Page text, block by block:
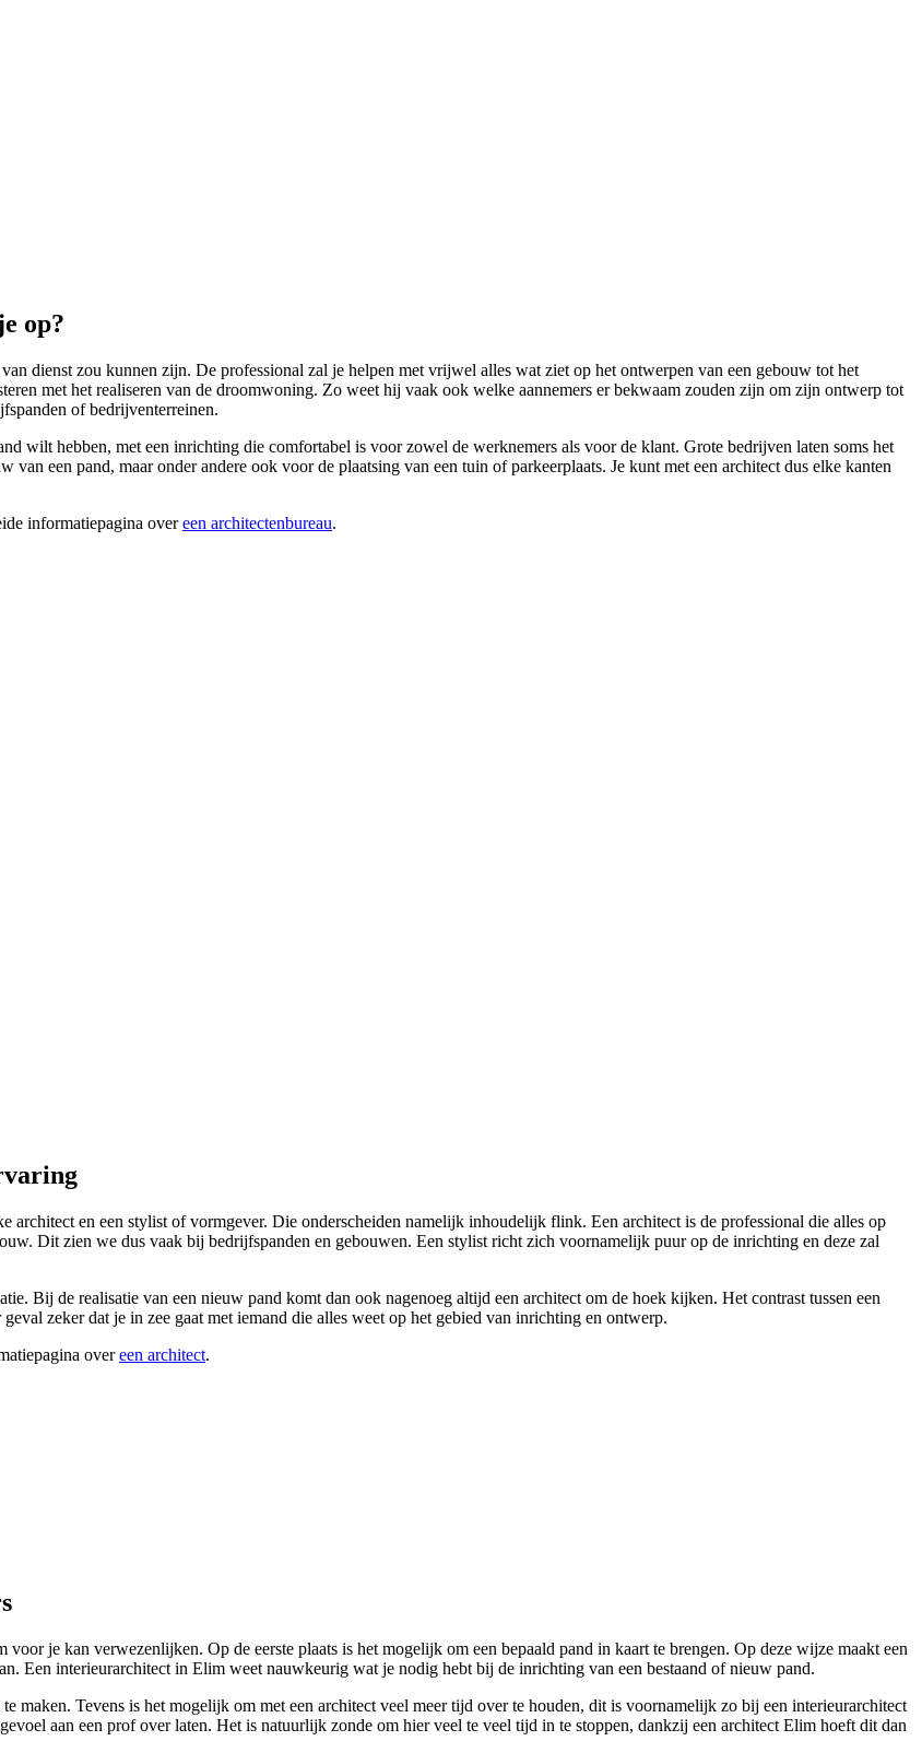
op?
dienst zou kunnen zijn. De professional zal je helpen met vrijwel alles wat ziet op het ontwerpen van een gebouw tot het
met het realiseren van de droomwoning. Zo weet hij vaak ook welke aannemers er bekwaam zouden zijn om zijn ontwerp tot
of bedrijventerreinen.
wilt hebben, met een inrichting die comfortabel is voor zowel de werknemers als voor de klant. Grote bedrijven laten soms het
een pand, maar onder andere ook voor de plaatsing van een tuin of parkeerplaats. Je kunt met een architect dus elke kanten
informatiepagina overeen architectenbureau.
architect en een stylist of vormgever. Die onderscheiden namelijk inhoudelijk flink. Een architect is de professional die alles op
Dit zien we dus vaak bij bedrijfspanden en gebouwen. Een stylist richt zich voornamelijk puur op de inrichting en deze zal
Bij de realisatie van een nieuw pand komt dan ook nagenoeg altijd een architect om de hoek kijken. Het contrast tussen een
zeker dat je in zee gaat met iemand die alles weet op het gebied van inrichting en ontwerp.
overeen architect.
je kan verwezenlijken. Op de eerste plaats is het mogelijk om een bepaald pand in kaart te brengen. Op deze wijze maakt een
Een interieurarchitect in Elim weet nauwkeurig wat je nodig hebt bij de inrichting van een bestaand of nieuw pand.
maken. Tevens is het mogelijk om met een architect veel meer tijd over te houden, dit is voornamelijk zo bij een interieurarchitect
aan een prof over laten. Het is natuurlijk zonde om hier veel te veel tijd in te stoppen, dankzij een architect Elim hoeft dit dan